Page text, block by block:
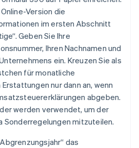
Version die
im ersten Abschnitt
Geben Sie Ihre
Ihren Nachnamen und
ein. Kreuzen Sie als
für monatliche
nur dann an, wenn
abgeben.
werden verwendet, um der
Sonderregelungen mitzuteilen.
das